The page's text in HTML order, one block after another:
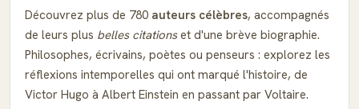
Découvrez plus de 780 auteurs célèbres, accompagnés
de leurs plus belles citationset d'une brève biographie.
Philosophes, écrivains, poètes ou penseurs : explorez les
réflexions intemporelles qui ont marqué l'histoire, de
Victor Hugo à Albert Einstein en passant par Voltaire.